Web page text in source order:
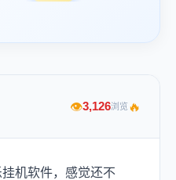
👁3,126浏览🔥
机软件，感觉还不